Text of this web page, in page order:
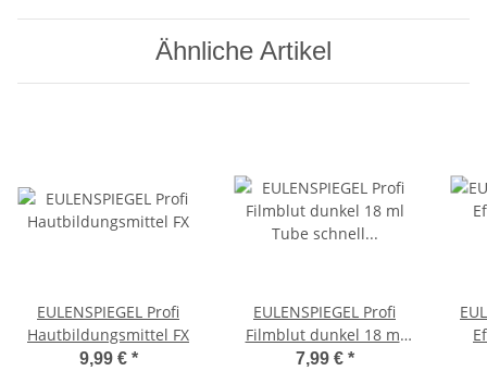
Ähnliche Artikel
EULENSPIEGEL Profi
Hautbildungsmittel FX
9,99 € *
EULENSPIEGEL Profi
Filmblut dunkel 18 ml
Tube schnell trocknend
7,99 € *